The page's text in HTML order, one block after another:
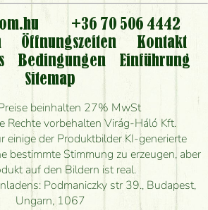
non stop geöffnet?
Blumenstrauß persönlich
nur per Blumenversand?
für ländliche Gebiete möglich?
ich heute Blumen mit Lieferung
bestellen?
können Sie den Blumenstrauß
können Sie ihn frühestens
liefern?
+36 70 506 4442
Öffnungszeiten
Kontakt
Bedingungen
Einführung
Sitemap
beinhalten 27% MwSt
Rechte vorbehalten Virág-Háló Kft.
einige der Produktbilder KI-generierte
bestimmte Stimmung zu erzeugen, aber
auf den Bildern ist real.
Podmaniczky str 39., Budapest,
Ungarn, 1067